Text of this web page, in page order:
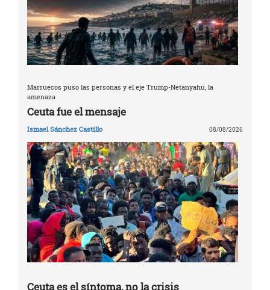
Marruecos puso las personas y el eje Trump-Netanyahu, la
amenaza
Ceuta fue el mensaje
Ismael Sánchez Castillo 08/08/2026
Ceuta es el síntoma, no la crisis